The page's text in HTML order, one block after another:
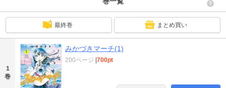
最終巻 まとめ買い
1
巻
みかづきマーチ(1)
200ページ |700pt